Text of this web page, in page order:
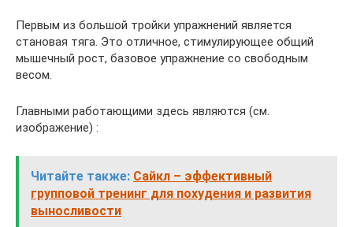
Первым из большой тройки упражнений является
становая тяга. Это отличное, стимулирующее общий
мышечный рост, базовое упражнение со свободным
весом.
Главными работающими здесь являются (см.
изображение) :
Читайте также: Сайкл – эффективный
групповой тренинг для похудения и развития
выносливости